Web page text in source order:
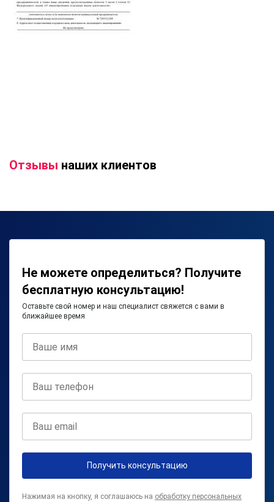
Отзывы наших клиентов
Не можете определиться? Получите
бесплатную консультацию!
Оставьте свой номер и наш специалист свяжется с вами в
ближайшее время
Получить консультацию
Нажимая на кнопку, я соглашаюсь на обработку персональных